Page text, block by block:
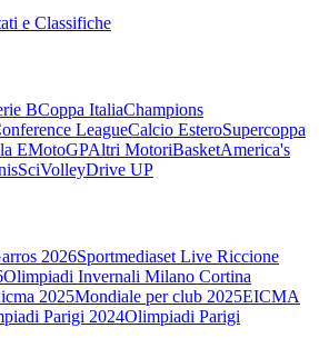
e Classifiche
BCoppa ItaliaChampions
LeagueCalcio EsteroSupercoppa
EMotoGPAltri MotoriBasketAmerica's
SciVolleyDrive UP
2026Sportmediaset Live Riccione
Olimpiadi Invernali Milano Cortina
2025Mondiale per club 2025EICMA
Parigi 2024Olimpiadi Parigi